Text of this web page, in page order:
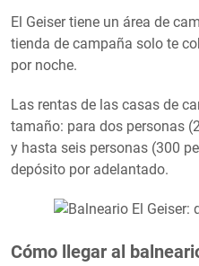
El Geiser tiene un área de
tienda de campaña solo te
por noche.
Las rentas de las casas de
tamaño: para dos personas
y hasta seis personas (300
depósito por adelantado.
Cómo llegar al